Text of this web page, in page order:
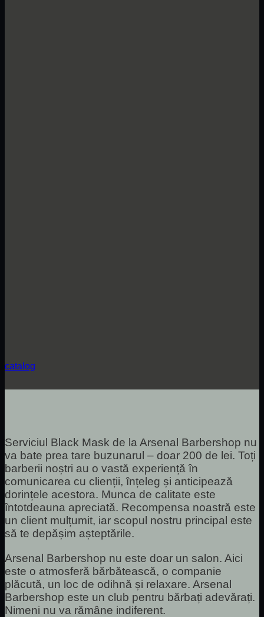
catalog
Serviciul Black Mask de la Arsenal Barbershop nu
va bate prea tare buzunarul – doar 200 de lei. Toți
barberii noștri au o vastă experiență în
comunicarea cu clienții, înțeleg și anticipează
dorințele acestora. Munca de calitate este
întotdeauna apreciată. Recompensa noastră este
un client mulțumit, iar scopul nostru principal este
să te depășim așteptările.
Arsenal Barbershop nu este doar un salon. Aici
este o atmosferă bărbătească, o companie
plăcută, un loc de odihnă și relaxare. Arsenal
Barbershop este un club pentru bărbați adevărați.
Nimeni nu va rămâne indiferent.